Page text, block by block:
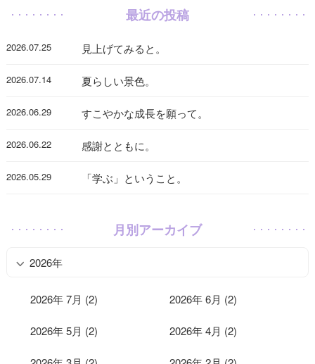
最近の投稿
2026.07.25 見上げてみると。
2026.07.14 夏らしい景色。
2026.06.29 すこやかな成長を願って。
2026.06.22 感謝とともに。
2026.05.29 「学ぶ」ということ。
月別アーカイブ
2026年
2026年 7月 (2) 2026年 6月 (2)
2026年 5月 (2) 2026年 4月 (2)